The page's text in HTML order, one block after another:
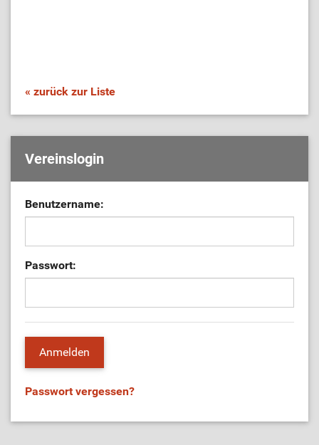
« zurück zur Liste
Vereinslogin
Benutzername:
Passwort:
Passwort vergessen?